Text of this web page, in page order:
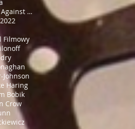
19 FF Millennium Docs Against Gravity!
2022
Filmowy
Johnson
Haring
Bobik
Crow